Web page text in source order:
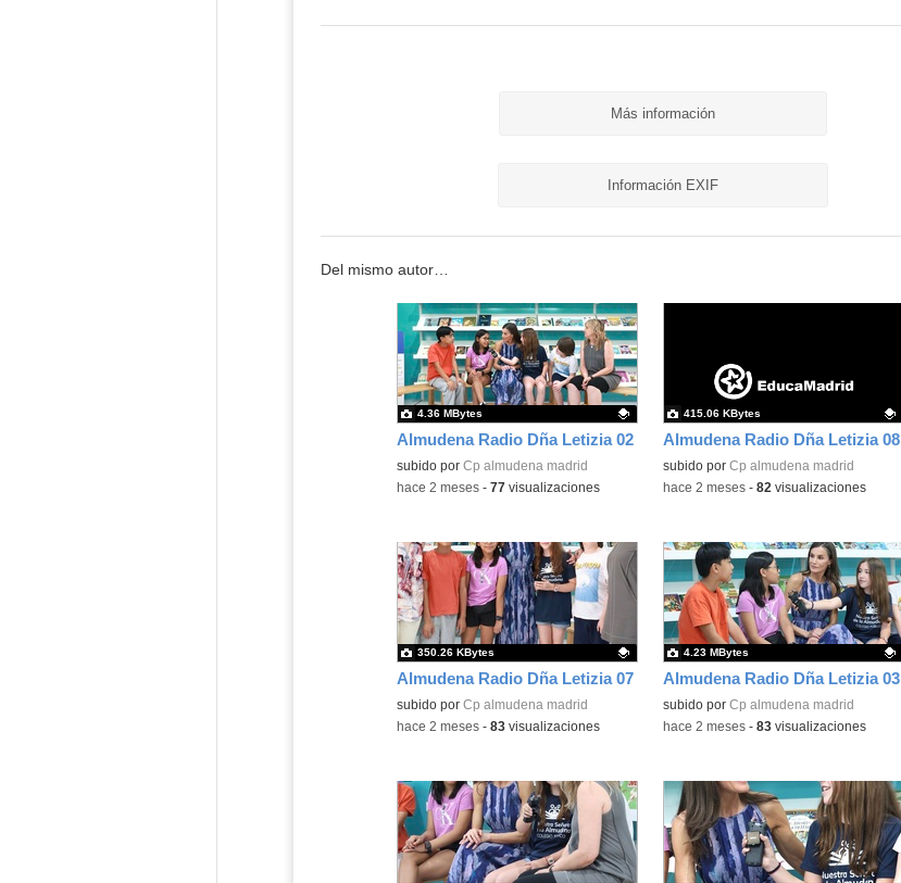
Más información
Información EXIF
Del mismo autor…
Almudena Radio Dña Letizia 02
Contenido educativo.
subido por Cp almudena madrid
4.36 MBytes
-hace 2 meses- 77visualizaciones
Almudena Radio Dña Letizia 08
Contenido educativo.
subido por Cp almudena madrid
415.06 KBytes
-hace 2 meses- 82 visualizaciones
Almudena Radio Dña Letizia 07
Contenido educativo.
subido por Cp almudena madrid
350.26 KBytes
-hace 2 meses- 83visualizaciones
Almudena Radio Dña Letizia 03
Contenido educativo.
subido por Cp almudena madrid
4.23 MBytes
-hace 2 meses- 83visualizaciones